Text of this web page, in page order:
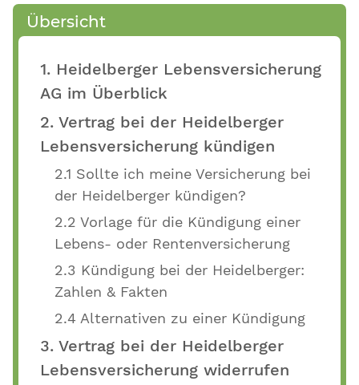
Übersicht
1. Heidelberger Lebensversicherung
AG im Überblick
2. Vertrag bei der Heidelberger
Lebensversicherung kündigen
2.1 Sollte ich meine Versicherung bei
der Heidelberger kündigen?
2.2 Vorlage für die Kündigung einer
Lebens- oder Rentenversicherung
2.3 Kündigung bei der Heidelberger:
Zahlen & Fakten
2.4 Alternativen zu einer Kündigung
3. Vertrag bei der Heidelberger
Lebensversicherung widerrufen